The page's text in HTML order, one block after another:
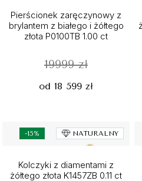
Pierścionek zaręczynowy z
brylantem z białego i żółtego
złota P0100TB 1.00 ct
19999 zł
od 18 599 zł
-15% NATURALNY
Kolczyki z diamentami z
żółtego złota K1457ZB 0.11 ct